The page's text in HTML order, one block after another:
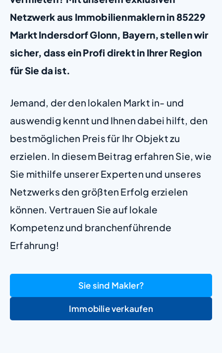
Netzwerk aus Immobilienmaklern in 85229
Markt Indersdorf Glonn, Bayern, stellen wir
sicher, dass ein Profi direkt in Ihrer Region
für Sie da ist.
Jemand, der den lokalen Markt in- und
auswendig kennt und Ihnen dabei hilft, den
bestmöglichen Preis für Ihr Objekt zu
erzielen. In diesem Beitrag erfahren Sie, wie
Sie mithilfe unserer Experten und unseres
Netzwerks den größten Erfolg erzielen
können. Vertrauen Sie auf lokale
Kompetenz und branchenführende
Erfahrung!
Sie sind Makler?
Immobilie verkaufen